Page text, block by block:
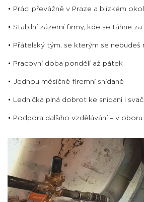
• Práci převážně v Praze a blízkém
• Stabilní zázemí firmy, kde se táhne
• Přátelský tým, se kterým se nebudeš
• Pracovní doba pondělí až pátek
• Jednou měsíčně firemní snídaně
• Lednička plná dobrot ke snídani i
• Podpora dalšího vzdělávání – v